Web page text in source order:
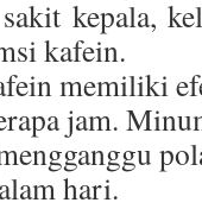
kepala,
kafein.
memiliki
jam.
hari.